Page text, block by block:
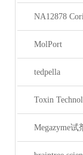
NA12878
MolPort
tedpella
Toxin
Megazyme试